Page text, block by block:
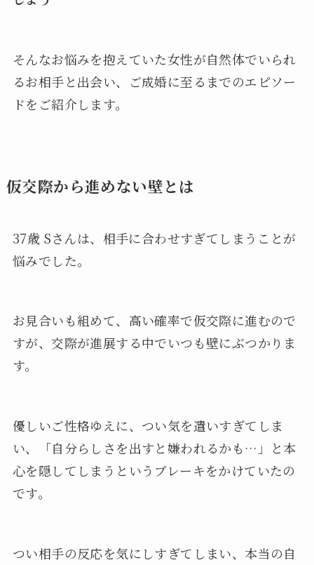
そんなお悩みを抱えていた女性が自然体でいられ
るお相手と出会い、ご成婚に至るまでのエピソー
ドをご紹介します。
仮交際から進めない壁とは
37歳 Sさんは、相手に合わせすぎてしまうことが
悩みでした。
お見合いも組めて、高い確率で仮交際に進むので
すが、交際が進展する中でいつも壁にぶつかりま
す。
優しいご性格ゆえに、つい気を遣いすぎてしま
い、「自分らしさを出すと嫌われるかも…」と本
心を隠してしまうというブレーキをかけていたの
です。
つい相手の反応を気にしすぎてしまい、本当の自